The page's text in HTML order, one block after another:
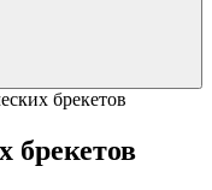
брекетов
брекетов